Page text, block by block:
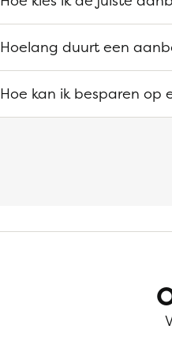
Hoelang duurt een
Hoe kan ik besparen op